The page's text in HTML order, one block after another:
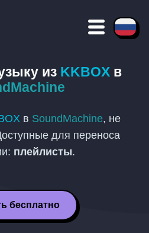
из KKBOXв
в SoundMachine, не
для переноса
плейлисты.
бесплатно